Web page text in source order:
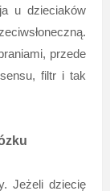
u dzieciaków
przede
filtr i tak
Jeżeli dziecię